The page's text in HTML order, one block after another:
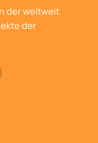
der weltweit
der